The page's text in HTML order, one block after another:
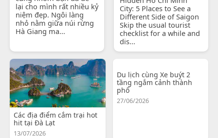
lại cho mình rất nhiều kỷ
niệm đẹp. Ngôi làng
nhỏ nằm giữa núi rừng
Hà Giang ma...
City: 5 Places to See a
Different Side of Saigon
Skip the usual tourist
checklist for a while and
dis...
Các địa điểm cắm trại hot
hit tại Đà Lạt
13/07/2026
Du lịch cùng Xe buýt 2
tầng ngắm cảnh thành
phố
27/06/2026